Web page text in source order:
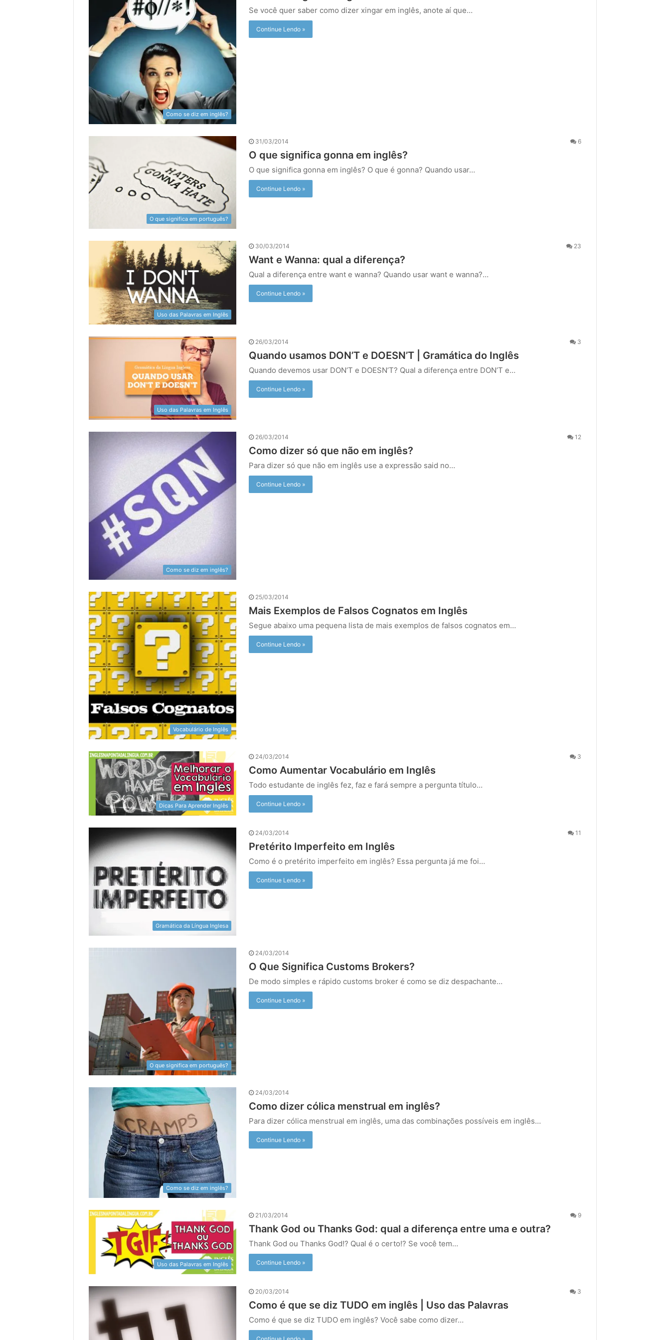
Como se diz em inglês?
Se você quer saber como dizer xingar em inglês, anote aí que…
Continue Lendo »
O que significa em português?
31/03/2014 6
O que significa gonna em inglês?
O que significa gonna em inglês? O que é gonna? Quando usar…
Continue Lendo »
Uso das Palavras em Inglês
30/03/2014 23
Want e Wanna: qual a diferença?
Qual a diferença entre want e wanna? Quando usar want e wanna?…
Continue Lendo »
Uso das Palavras em Inglês
26/03/2014 3
Quando usamos DON’T e DOESN’T | Gramática do Inglês
Quando devemos usar DON’T e DOESN’T? Qual a diferença entre DON’T e…
Continue Lendo »
Como se diz em inglês?
26/03/2014 12
Como dizer só que não em inglês?
Para dizer só que não em inglês use a expressão said no…
Continue Lendo »
Vocabulário de Inglês
25/03/2014
Mais Exemplos de Falsos Cognatos em Inglês
Segue abaixo uma pequena lista de mais exemplos de falsos cognatos em…
Continue Lendo »
Dicas Para Aprender Inglês
24/03/2014 3
Como Aumentar Vocabulário em Inglês
Todo estudante de inglês fez, faz e fará sempre a pergunta título…
Continue Lendo »
Gramática da Língua Inglesa
24/03/2014 11
Pretérito Imperfeito em Inglês
Como é o pretérito imperfeito em inglês? Essa pergunta já me foi…
Continue Lendo »
O que significa em português?
24/03/2014
O Que Significa Customs Brokers?
De modo simples e rápido customs broker é como se diz despachante…
Continue Lendo »
Como se diz em inglês?
24/03/2014
Como dizer cólica menstrual em inglês?
Para dizer cólica menstrual em inglês, uma das combinações possíveis em inglês…
Continue Lendo »
Uso das Palavras em Inglês
21/03/2014 9
Thank God ou Thanks God: qual a diferença entre uma e outra?
Thank God ou Thanks God!? Qual é o certo!? Se você tem…
Continue Lendo »
20/03/2014 3
Como é que se diz TUDO em inglês | Uso das Palavras
Como é que se diz TUDO em inglês? Você sabe como dizer…